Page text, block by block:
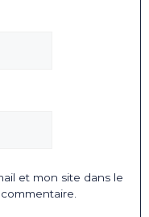
et mon site dans le